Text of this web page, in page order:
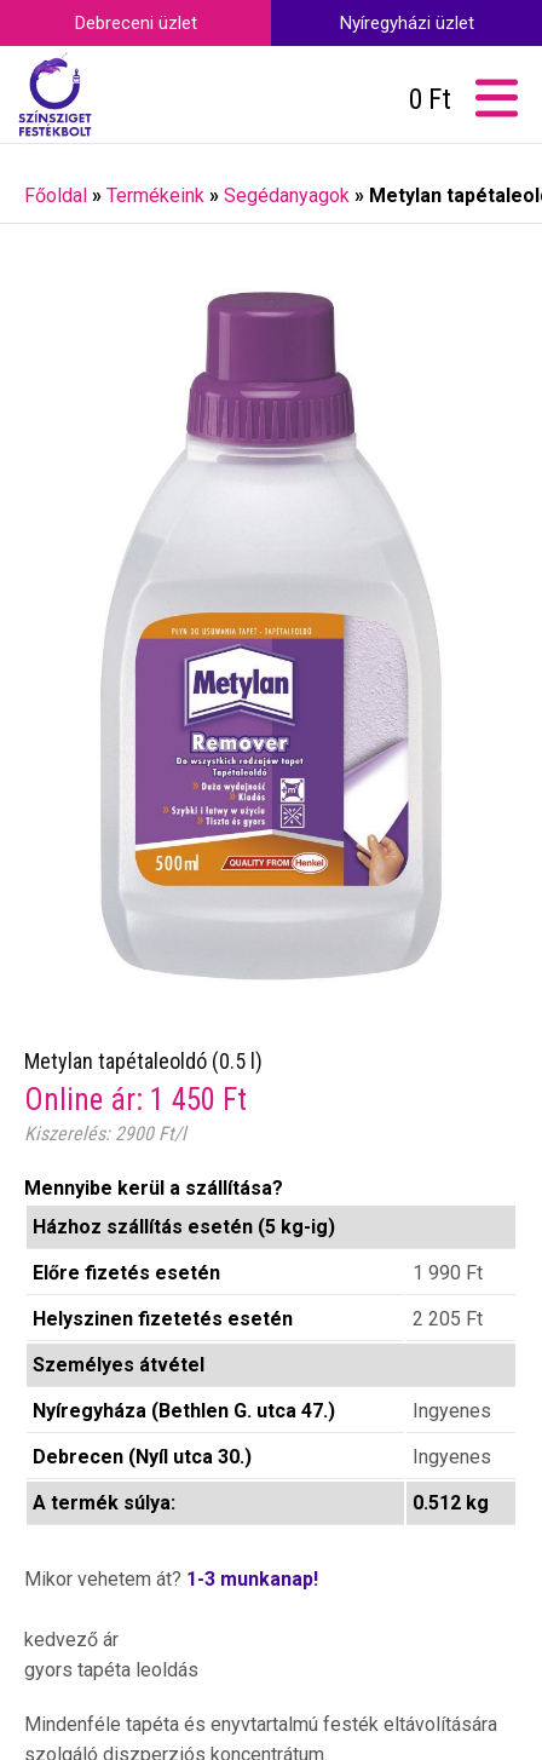
Debreceni üzlet Nyíregyházi üzlet
0 Ft
Főoldal » Termékeink » Segédanyagok » Metylan
Metylan tapétaleoldó (0.5 l)
Online ár: 1 450 Ft
Kiszerelés: 2900 Ft/l
Mennyibe kerül a szállítása?
Házhoz szállítás esetén (5 kg-ig)
Előre fizetés esetén
1 990 Ft
Helyszinen fizetetés esetén
2 205 Ft
Személyes átvétel
Nyíregyháza (Bethlen G. utca 47.)
Ingyenes
Debrecen (Nyíl utca 30.)
Ingyenes
A termék súlya:
0.512 kg
Mikor vehetem át? 1-3 munkanap!
kedvező ár
gyors tapéta leoldás
Mindenféle tapéta és enyvtartalmú festék eltávolítására
szolgáló diszperziós koncentrátum.